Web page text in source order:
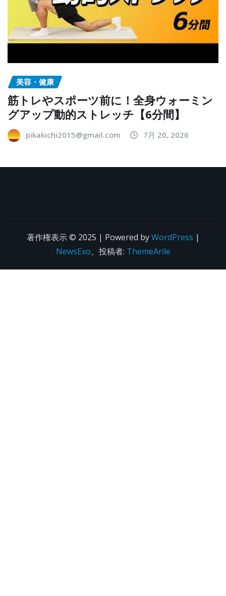
美容・健康
筋トレやスポーツ前に！全身ウォーミン
グアップ動的ストレッチ【6分間】
pikakichi2015@gmail.com 7月 20, 2026
著作権表示 © 2025 | Powered byWordPress |
NewsExo、投稿者: ThemeArile